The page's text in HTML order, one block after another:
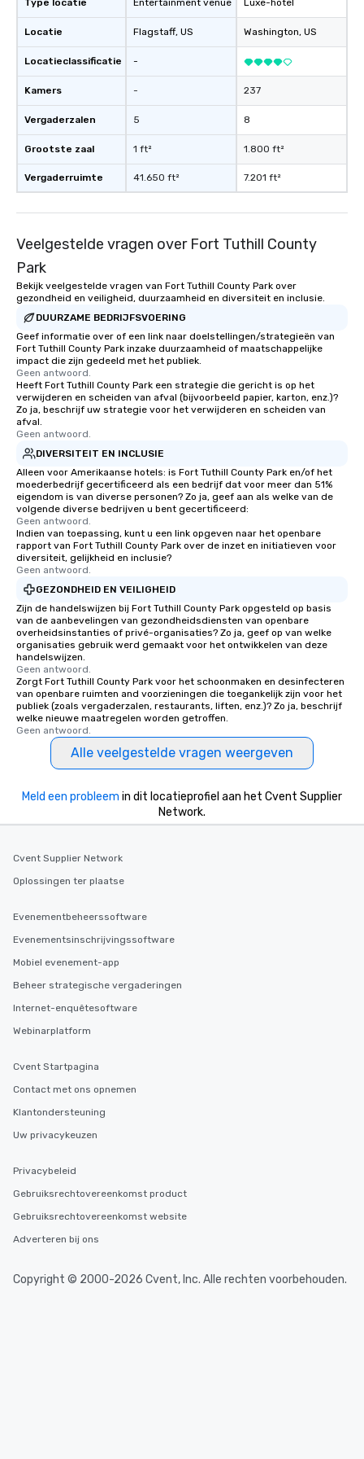
BACKGROUND VOCALS ★ ★ TINO
MAGAZU- DRUMS ★
Type locatie
Locatie
Locatieclassificatie
Kamers
Vergaderzalen
Grootste zaal
Vergaderruimte
Entertainment venue
Flagstaff, US
-
-
5
1 ft²
41.650 ft²
Luxe-hotel
Washington, US
237
8
1.800 ft²
7.201 ft²
Veelgestelde vragen over Fort Tuthill County
Park
Bekijk veelgestelde vragen van Fort Tuthill County Park over
gezondheid en veiligheid, duurzaamheid en diversiteit en inclusie.
DUURZAME BEDRIJFSVOERING
Geef informatie over of een link naar doelstellingen/strategieën van
Fort Tuthill County Park inzake duurzaamheid of maatschappelijke
impact die zijn gedeeld met het publiek.
Geen antwoord.
Heeft Fort Tuthill County Park een strategie die gericht is op het
verwijderen en scheiden van afval (bijvoorbeeld papier, karton, enz.)?
Zo ja, beschrijf uw strategie voor het verwijderen en scheiden van
afval.
Geen antwoord.
DIVERSITEIT EN INCLUSIE
Alleen voor Amerikaanse hotels: is Fort Tuthill County Park en/of het
moederbedrijf gecertificeerd als een bedrijf dat voor meer dan 51%
eigendom is van diverse personen? Zo ja, geef aan als welke van de
volgende diverse bedrijven u bent gecertificeerd:
Geen antwoord.
Indien van toepassing, kunt u een link opgeven naar het openbare
rapport van Fort Tuthill County Park over de inzet en initiatieven voor
diversiteit, gelijkheid en inclusie?
Geen antwoord.
GEZONDHEID EN VEILIGHEID
Zijn de handelswijzen bij Fort Tuthill County Park opgesteld op basis
van de aanbevelingen van gezondheidsdiensten van openbare
overheidsinstanties of privé-organisaties? Zo ja, geef op van welke
organisaties gebruik werd gemaakt voor het ontwikkelen van deze
handelswijzen.
Geen antwoord.
Zorgt Fort Tuthill County Park voor het schoonmaken en desinfecteren
van openbare ruimten and voorzieningen die toegankelijk zijn voor het
publiek (zoals vergaderzalen, restaurants, liften, enz.)? Zo ja, beschrijf
welke nieuwe maatregelen worden getroffen.
Geen antwoord.
Alle veelgestelde vragen weergeven
Meld een probleem in dit locatieprofiel aan het Cvent Supplier
Network.
Cvent Supplier Network
Oplossingen ter plaatse
Evenementbeheerssoftware
Evenementsinschrijvingssoftware
Mobiel evenement-app
Beheer strategische vergaderingen
Internet-enquêtesoftware
Webinarplatform
Cvent Startpagina
Contact met ons opnemen
Klantondersteuning
Uw privacykeuzen
Privacybeleid
Gebruiksrechtovereenkomst product
Gebruiksrechtovereenkomst website
Adverteren bij ons
Copyright © 2000-2026 Cvent, Inc. Alle rechten voorbehouden.